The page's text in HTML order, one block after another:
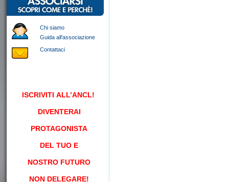
Chi siamo
Guida all'associazione
Contattaci
ISCRIVITI ALL’ANCL!
DIVENTERAI
PROTAGONISTA
DEL TUO E
NOSTRO FUTURO
NON DELEGARE!